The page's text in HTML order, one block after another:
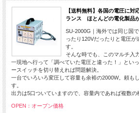
【送料無料】各国の電圧に対
ランス ほとんどの電化製品
SU-2000G｜海外では同じ国
ったり120Vだったりと電圧が
す。
そんな時でも、このマルチ入
一現地へ行って「調べていた電圧と違った！」とい
ースイッチを切り替えれば問題解決。
一台でいろいろ変圧して容量も余裕の2000W。頼も
す。
出力は5口ついていますので、容量内であれば複数の
OPEN：オープン価格